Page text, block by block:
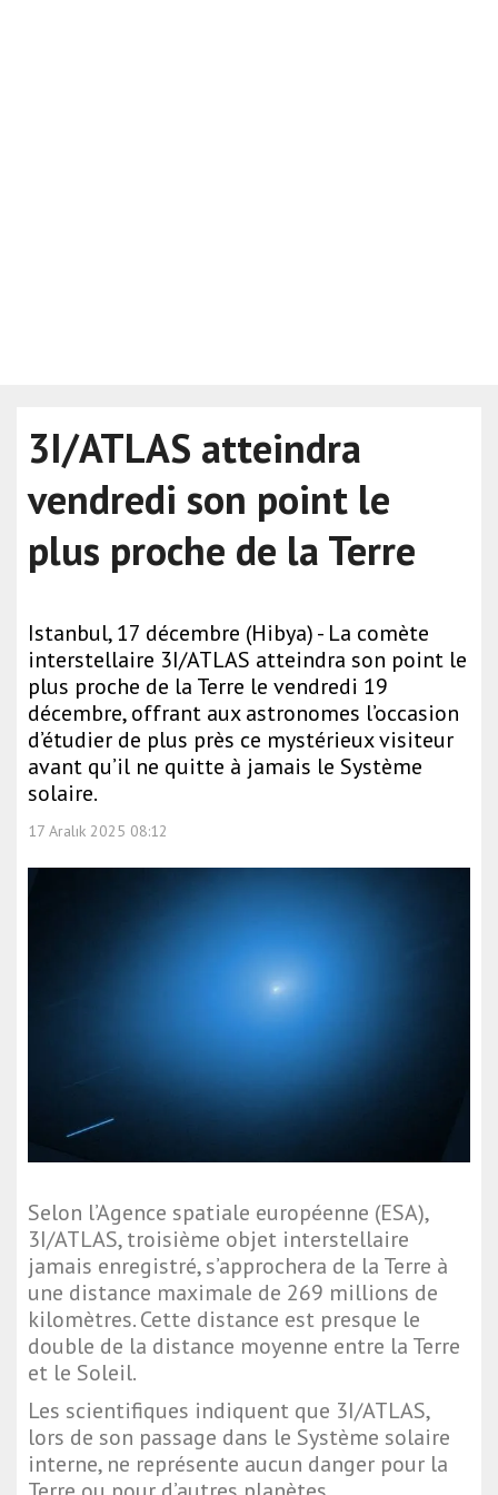
3I/ATLAS atteindra
vendredi son point le
plus proche de la Terre
Istanbul, 17 décembre (Hibya) - La comète
interstellaire 3I/ATLAS atteindra son point le
plus proche de la Terre le vendredi 19
décembre, offrant aux astronomes l’occasion
d’étudier de plus près ce mystérieux visiteur
avant qu’il ne quitte à jamais le Système
solaire.
17 Aralık 2025 08:12
Selon l’Agence spatiale européenne (ESA),
3I/ATLAS, troisième objet interstellaire
jamais enregistré, s’approchera de la Terre à
une distance maximale de 269 millions de
kilomètres. Cette distance est presque le
double de la distance moyenne entre la Terre
et le Soleil.
Les scientifiques indiquent que 3I/ATLAS,
lors de son passage dans le Système solaire
interne, ne représente aucun danger pour la